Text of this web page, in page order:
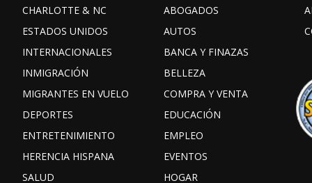
CHARLOTTE & NC
ESTADOS UNIDOS
INTERNACIONALES
INMIGRACIÓN
MIGRANTES EN VUELO
DEPORTES
ENTRETENIMIENTO
HERENCIA HISPANA
SALUD
ABOGADOS
AUTOS
BANCA Y FINAZAS
BELLEZA
COMPRA Y VENTA
EDUCACIÓN
EMPLEO
EVENTOS
HOGAR